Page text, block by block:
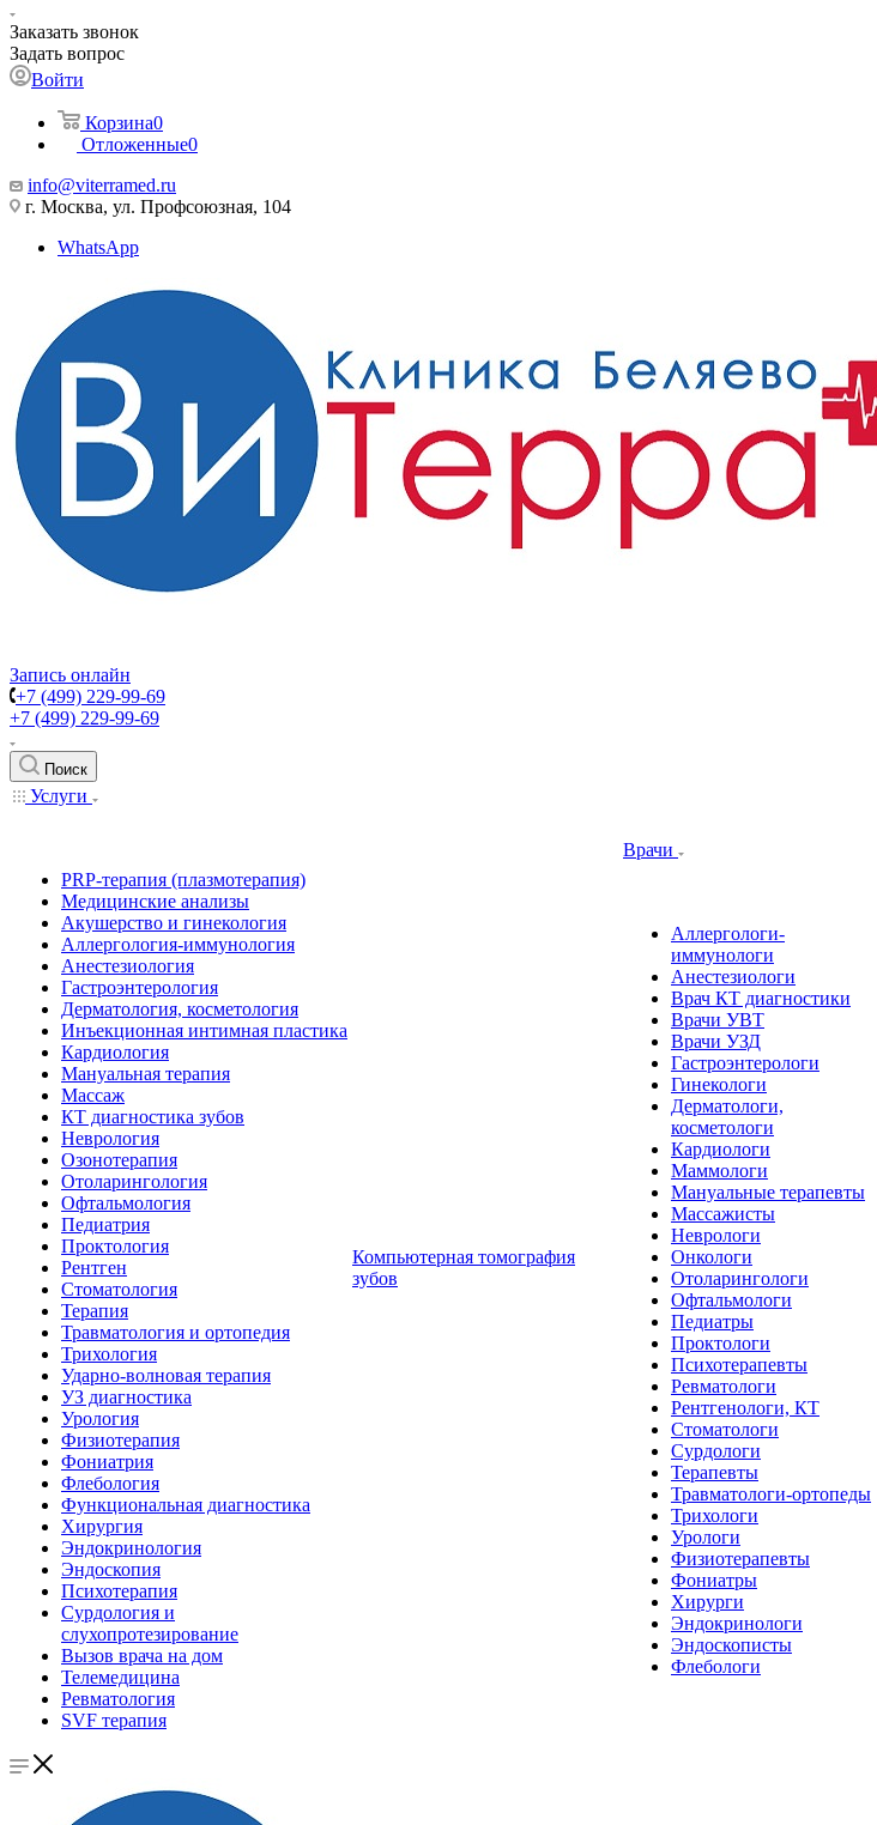
Заказать звонок
Задать вопрос
Войти
Корзина0
Отложенные0
info@viterramed.ru
г. Москва, ул. Профсоюзная, 104
WhatsApp
Запись онлайн
+7 (499) 229-99-69
+7 (499) 229-99-69
Поиск
Услуги
PRP-терапия (плазмотерапия)
Медицинские анализы
Акушерство и гинекология
Аллергология-иммунология
Анестезиология
Гастроэнтерология
Дерматология, косметология
Инъекционная интимная пластика
Кардиология
Мануальная терапия
Массаж
КТ диагностика зубов
Неврология
Озонотерапия
Отоларингология
Офтальмология
Педиатрия
Проктология
Рентген
Стоматология
Терапия
Травматология и ортопедия
Трихология
Ударно-волновая терапия
УЗ диагностика
Урология
Физиотерапия
Фониатрия
Флебология
Функциональная диагностика
Хирургия
Эндокринология
Эндоскопия
Психотерапия
Сурдология и
слухопротезирование
Вызов врача на дом
Телемедицина
Ревматология
SVF терапия
Компьютерная томография
зубов
Врачи
Аллергологи-
иммунологи
Анестезиологи
Врач КТ диагностики
Врачи УВТ
Врачи УЗД
Гастроэнтерологи
Гинекологи
Дерматологи,
косметологи
Кардиологи
Маммологи
Мануальные терапевты
Массажисты
Неврологи
Онкологи
Отоларингологи
Офтальмологи
Педиатры
Проктологи
Психотерапевты
Ревматологи
Рентгенологи, КТ
Стоматологи
Сурдологи
Терапевты
Травматологи-ортопеды
Трихологи
Урологи
Физиотерапевты
Фониатры
Хирурги
Эндокринологи
Эндоскописты
Флебологи